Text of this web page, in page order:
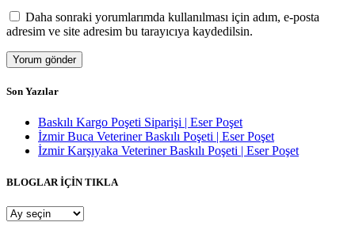
Daha sonraki yorumlarımda kullanılması için adım, e-posta
adresim ve site adresim bu tarayıcıya kaydedilsin.
Son Yazılar
Baskılı Kargo Poşeti Siparişi | Eser Poşet
İzmir Buca Veteriner Baskılı Poşeti | Eser Poşet
İzmir Karşıyaka Veteriner Baskılı Poşeti | Eser Poşet
BLOGLAR İÇİN TIKLA
BLOGLAR